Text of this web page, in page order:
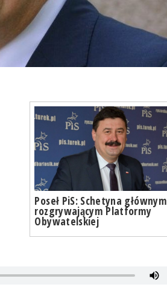
Poseł PiS: Schetyna głównym
rozgrywającym Platformy
Obywatelskiej